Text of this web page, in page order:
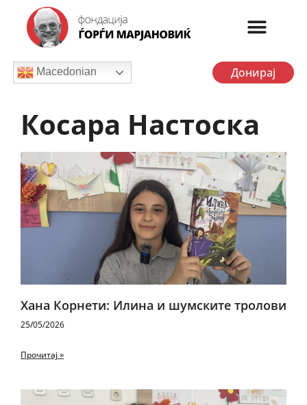
Macedonian Донирај
Косара Настоска
Хана Корнети: Илина и шумските тролови
25/05/2026
Прочитај »